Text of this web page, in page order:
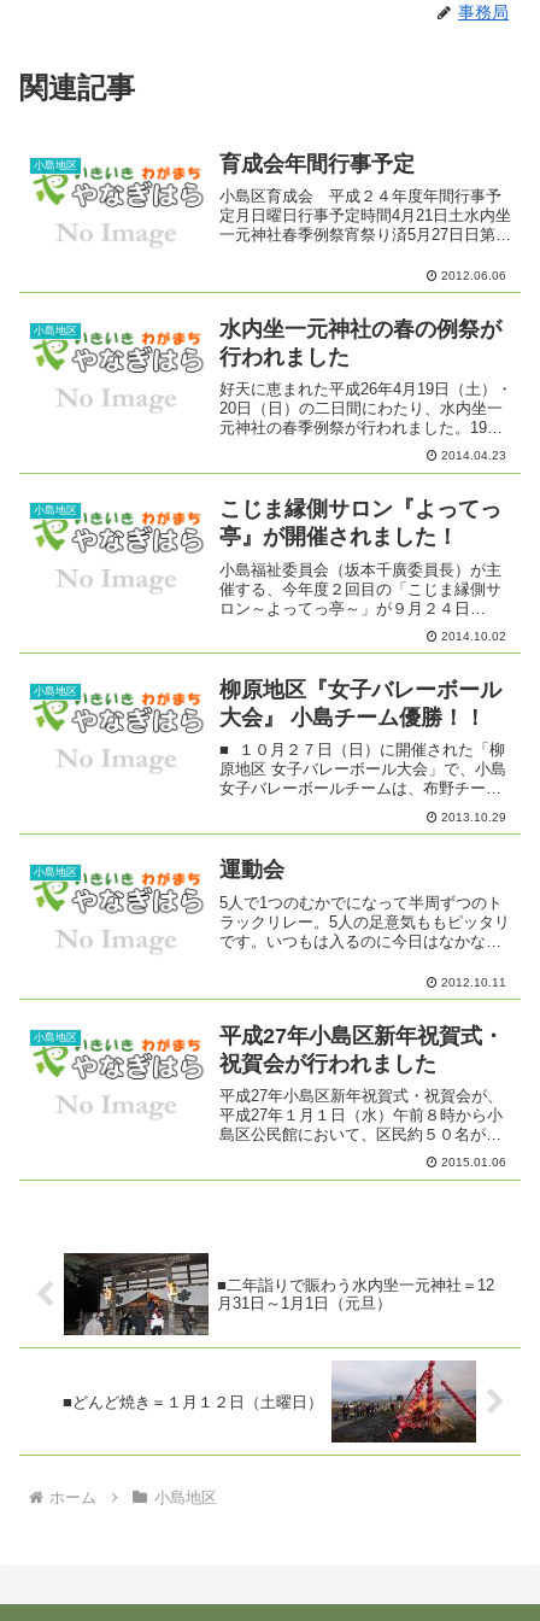
事務局
関連記事
小島地区 育成会年間行事予定
小島区育成会 平成２４年度年間行事予
定月日曜日行事予定時間4月21日土水内坐
一元神社春季例祭宵祭り済5月27日日第１
集会５，６年生済6月17日日第１回レクレ
ーション7月29日日お茶のみサロン公民館
2012.06.06
小島地区
水内坐一元神社の春の例祭が
行われました
好天に恵まれた平成26年4月19日（土）・
20日（日）の二日間にわたり、水内坐一
元神社の春季例祭が行われました。19日
の宵祭りには、小島太々神楽保存会によ
る神楽が小島区内を巡行し、獅子舞・三
いて、長沼宮...
2014.04.23
小島地区
こじま縁側サロン『よってっ
亭』が開催されました！
小島福祉委員会（坂本千廣委員長）が主
催する、今年度２回目の「こじま縁側サ
ロン～よってっ亭～」が９月２４日
（水）に開催され、賑やかなサロンが展
開されました。気軽に立ち寄って、お茶
をしたり・と、楽しいひととき...
2014.10.02
小島地区
柳原地区『女子バレーボール
大会』 小島チーム優勝！！
■ １０月２７日（日）に開催された「柳
原地区 女子バレーボール大会」で、小島
女子バレーボールチームは、布野チーム
との決勝戦を２対０で下して優勝しまし
た。大会は、柳原社会体育館におよそ１
柳原団地・中俣・村...
2013.10.29
小島地区 運動会
5人で1つのむかでになって半周ずつのト
ラックリレー。5人の足意気ももピッタリ
です。いつもは入るのに今日はなかなか
が・・・・・ 小島のお得意競技です。小
2012.10.11
小島地区
平成27年小島区新年祝賀式・
祝賀会が行われました
平成27年小島区新年祝賀式・祝賀会が、
平成27年１月１日（水）午前８時から小
島区公民館において、区民約５０名が参
加して行われました。会は、この一年が
小島区民にとって健康で禍のない良い年
2015.01.06
■二年詣りで賑わう水内㘴一元神社＝12
月31日～1月1日（元旦）
■どんど焼き＝１月１２日（土曜日）
ホーム 小島地区